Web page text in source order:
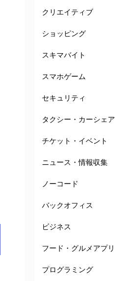
クリエイティブ
ショッピング
スキマバイト
スマホゲーム
セキュリティ
タクシー・カーシェア
チケット・イベント
ニュース・情報収集
ノーコード
バックオフィス
ビジネス
フード・グルメアプリ
プログラミング